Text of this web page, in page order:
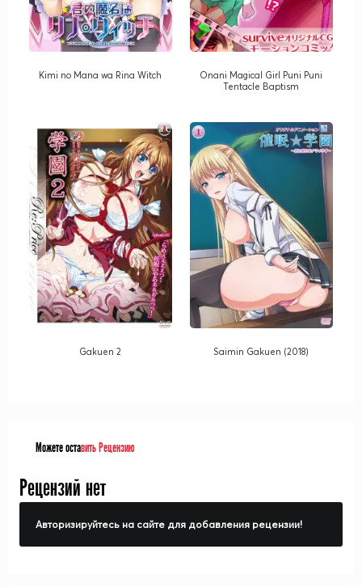
Kimi no Mana wa Rina Witch
Onani Magical Girl Puni Puni
Tentacle Baptism
Gakuen 2 Saimin Gakuen (2018)
Можете оставить Рецензию
Рецензий нет
Авторизируйтесь на сайте для добавления рецензии!